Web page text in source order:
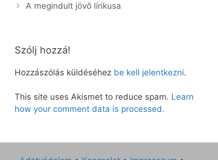
A megindult jövő lírikusa
Szólj hozzá!
Hozzászólás küldéséhez be kell jelentkezni.
This site uses Akismet to reduce spam. Learn
how your comment data is processed.